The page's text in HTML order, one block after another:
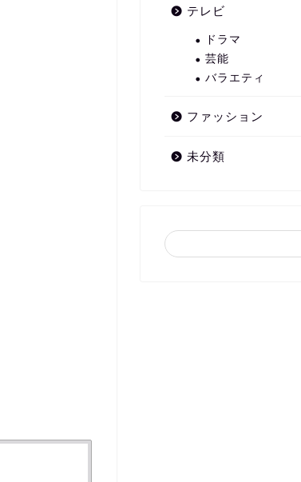
テレビ
ドラマ
芸能
バラエティ
ファッション
未分類